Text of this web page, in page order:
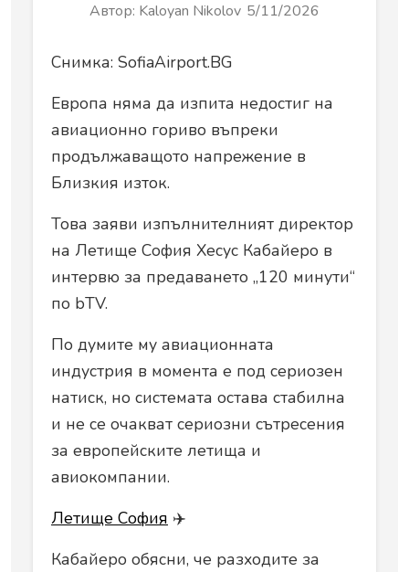
Автор: Kaloyan Nikolov 5/11/2026
Снимка: SofiaAirport.BG
Европа няма да изпита недостиг на
авиационно гориво въпреки
продължаващото напрежение в
Близкия изток.
Това заяви изпълнителният директор
на Летище София Хесус Кабайеро в
интервю за предаването „120 минути“
по bTV.
По думите му авиационната
индустрия в момента е под сериозен
натиск, но системата остава стабилна
и не се очакват сериозни сътресения
за европейските летища и
авиокомпании.
Летище София ✈️
Кабайеро обясни, че разходите за